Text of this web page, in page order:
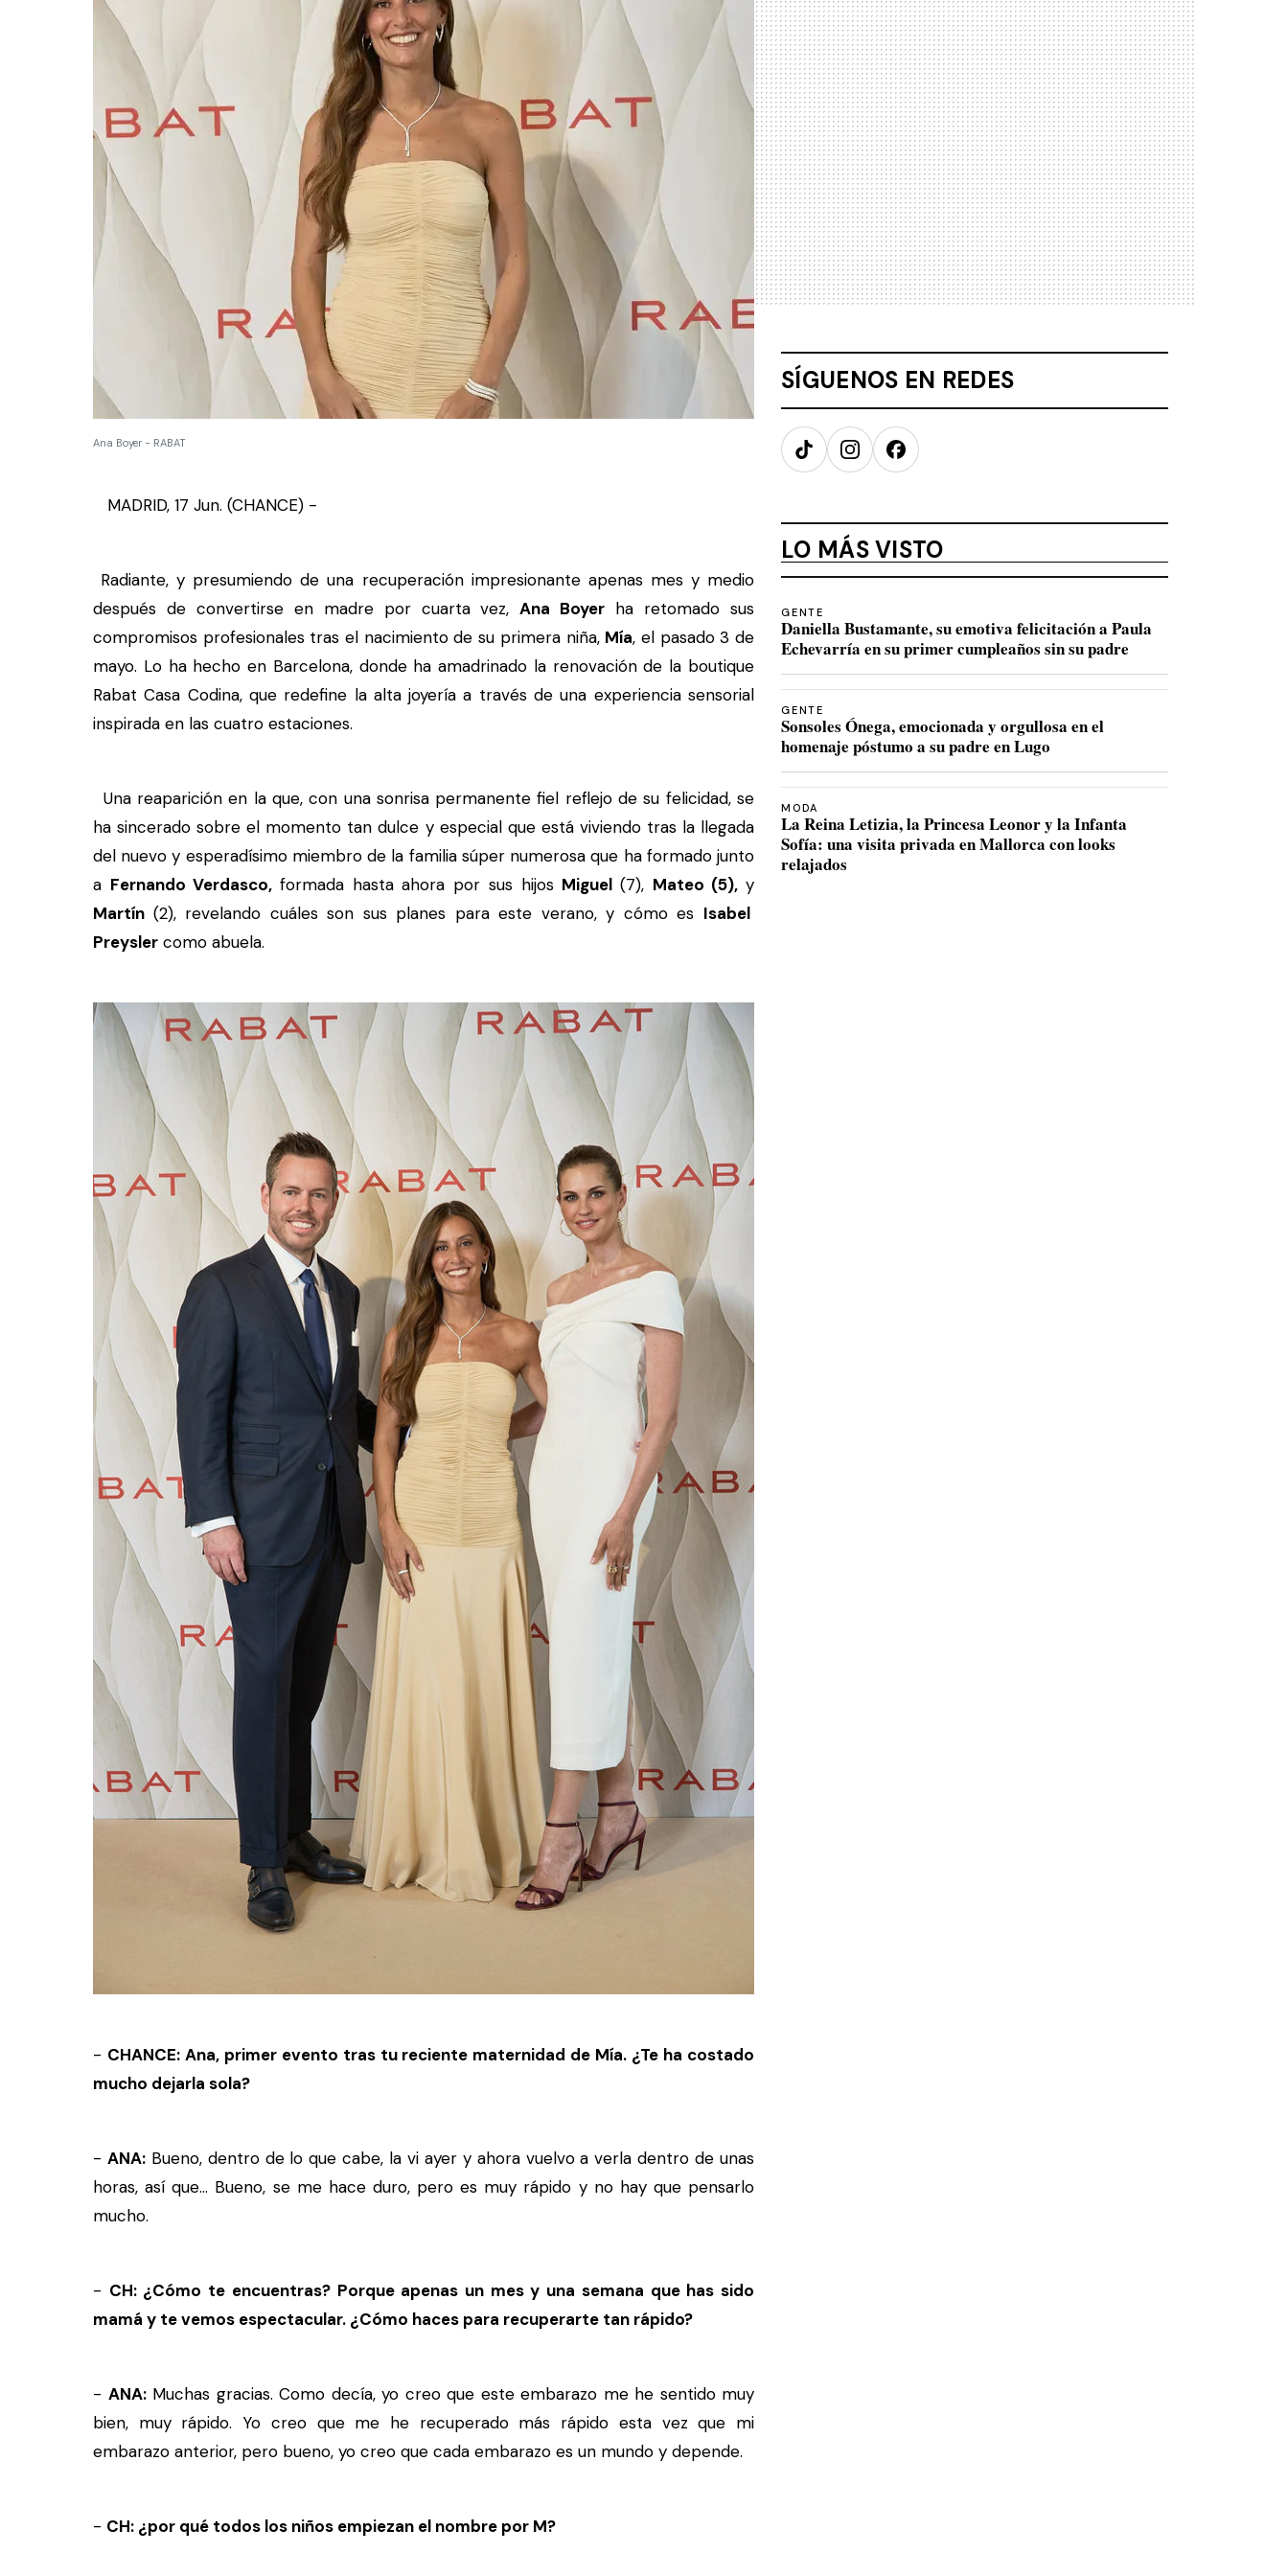
Ana Boyer - RABAT
MADRID, 17 Jun. (CHANCE) -
Radiante, y presumiendo de una recuperación impresionante apenas mes y medio
después de convertirse en madre por cuarta vez,Ana Boyer ha retomado sus
compromisos profesionales tras el nacimiento de su primera niña, Mía, el pasado 3 de
mayo. Lo ha hecho en Barcelona, donde ha amadrinado la renovación de la boutique
Rabat Casa Codina, que redefine la alta joyería a través de una experiencia sensorial
inspirada en las cuatro estaciones.
Una reaparición en la que, con una sonrisa permanente fiel reflejo de su felicidad, se
ha sincerado sobre el momento tan dulce y especial que está viviendo tras la llegada
del nuevo y esperadísimo miembro de la familia súper numerosa que ha formado junto
a Fernando Verdasco,formada hasta ahora por sus hijos Miguel (7), Mateo (5),y
Martín (2), revelando cuáles son sus planes para este verano, y cómo es Isabel
Preysler como abuela.
- CHANCE: Ana, primer evento tras tu reciente maternidad de Mía. ¿Te ha costado
mucho dejarla sola?
- ANA:Bueno, dentro de lo que cabe, la vi ayer y ahora vuelvo a verla dentro de unas
horas, así que... Bueno, se me hace duro, pero es muy rápido y no hay que pensarlo
mucho.
- CH: ¿Cómo te encuentras? Porque apenas un mes y una semana que has sido
mamá y te vemos espectacular. ¿Cómo haces para recuperarte tan rápido?
- ANA:Muchas gracias. Como decía, yo creo que este embarazo me he sentido muy
bien, muy rápido. Yo creo que me he recuperado más rápido esta vez que mi
embarazo anterior, pero bueno, yo creo que cada embarazo es un mundo y depende.
- CH: ¿por qué todos los niños empiezan el nombre por M?
SÍGUENOS EN REDES
TikTokInstagramFacebook
LO MÁS VISTO
GENTE
Daniella Bustamante, su emotiva felicitación a Paula
Echevarría en su primer cumpleaños sin su padre
GENTE
Sonsoles Ónega, emocionada y orgullosa en el
homenaje póstumo a su padre en Lugo
MODA
La Reina Letizia, la Princesa Leonor y la Infanta
Sofía: una visita privada en Mallorca con looks
relajados